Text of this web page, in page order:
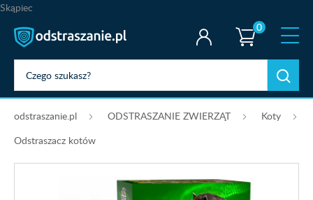
Skąpiec
0
odstraszanie.pl ODSTRASZANIE ZWIERZĄT
Koty
Odstraszacz kotów